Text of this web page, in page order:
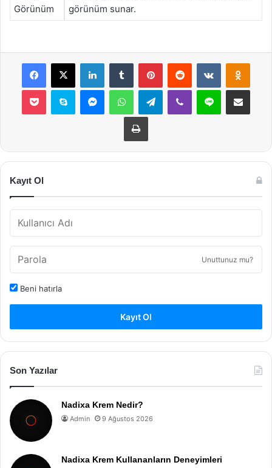
Görünüm
görünüm sunar.
Facebook
X LinkedInTumblr PinterestReddit VKontakte
Pocket Skype MessengerWhatsAppTelegramViber Line E-Posta ile
Yazdır
Kayıt Ol
Unuttunuz mu?
Beni hatırla
Kayıt Ol
Son Yazılar
Nadixa Krem Nedir?
Admin 9 Ağustos 2026
Nadixa Krem Kullananların Deneyimleri